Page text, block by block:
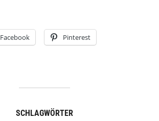
Facebook Pinterest
SCHLAGWÖRTER